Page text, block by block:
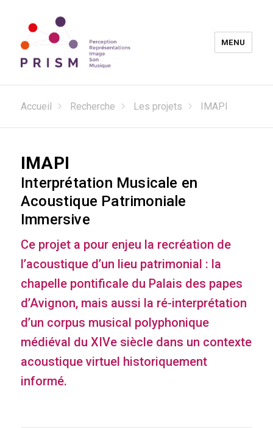
Laboratoire PRISM
MENU
Accueil Recherche Les projets IMAPI
IMAPI
Interprétation Musicale en
Acoustique Patrimoniale
Immersive
Ce projet a pour enjeu la recréation de
l’acoustique d’un lieu patrimonial : la
chapelle pontificale du Palais des papes
d’Avignon, mais aussi la ré-interprétation
d’un corpus musical polyphonique
médiéval du XIVe siècle dans un contexte
acoustique virtuel historiquement
informé.